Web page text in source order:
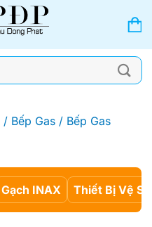
/ Bếp Gas / Bếp Gas
Gạch INAX Thiết Bị Vệ